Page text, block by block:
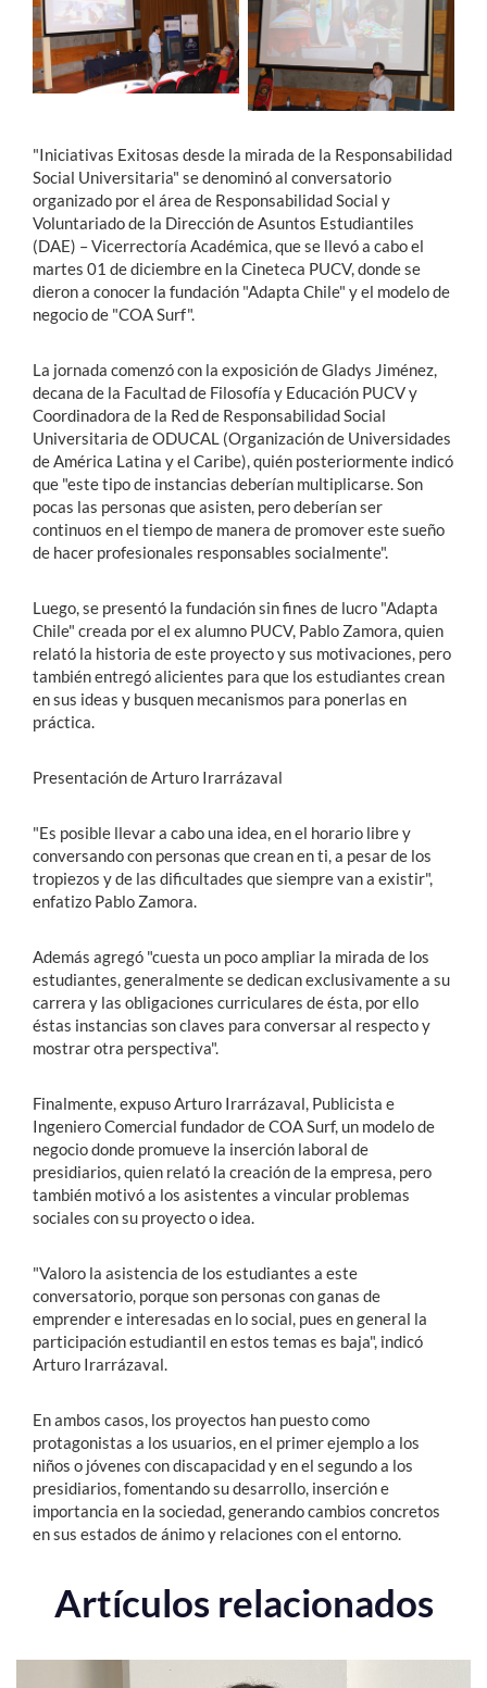
English
"Iniciativas Exitosas desde la mirada de la Responsabilidad
Social Universitaria" se denominó al conversatorio
organizado por el área de Responsabilidad Social y
Voluntariado de la Dirección de Asuntos Estudiantiles
(DAE) – Vicerrectoría Académica, que se llevó a cabo el
martes 01 de diciembre en la Cineteca PUCV, donde se
dieron a conocer la fundación "Adapta Chile" y el modelo de
negocio de "COA Surf".
La jornada comenzó con la exposición de Gladys Jiménez,
decana de la Facultad de Filosofía y Educación PUCV y
Coordinadora de la Red de Responsabilidad Social
Universitaria de ODUCAL (Organización de Universidades
de América Latina y el Caribe), quién posteriormente indicó
que "este tipo de instancias deberían multiplicarse. Son
pocas las personas que asisten, pero deberían ser
continuos en el tiempo de manera de promover este sueño
de hacer profesionales responsables socialmente".
Luego, se presentó la fundación sin fines de lucro "Adapta
Chile" creada por el ex alumno PUCV, Pablo Zamora, quien
relató la historia de este proyecto y sus motivaciones, pero
también entregó alicientes para que los estudiantes crean
en sus ideas y busquen mecanismos para ponerlas en
práctica.
Presentación de Arturo Irarrázaval
"Es posible llevar a cabo una idea, en el horario libre y
conversando con personas que crean en ti, a pesar de los
tropiezos y de las dificultades que siempre van a existir",
enfatizo Pablo Zamora.
Además agregó "cuesta un poco ampliar la mirada de los
estudiantes, generalmente se dedican exclusivamente a su
carrera y las obligaciones curriculares de ésta, por ello
éstas instancias son claves para conversar al respecto y
mostrar otra perspectiva".
Finalmente, expuso Arturo Irarrázaval, Publicista e
Ingeniero Comercial fundador de COA Surf, un modelo de
negocio donde promueve la inserción laboral de
presidiarios, quien relató la creación de la empresa, pero
también motivó a los asistentes a vincular problemas
sociales con su proyecto o idea.
"Valoro la asistencia de los estudiantes a este
conversatorio, porque son personas con ganas de
emprender e interesadas en lo social, pues en general la
participación estudiantil en estos temas es baja", indicó
Arturo Irarrázaval.
En ambos casos, los proyectos han puesto como
protagonistas a los usuarios, en el primer ejemplo a los
niños o jóvenes con discapacidad y en el segundo a los
presidiarios, fomentando su desarrollo, inserción e
importancia en la sociedad, generando cambios concretos
en sus estados de ánimo y relaciones con el entorno.
Artículos relacionados